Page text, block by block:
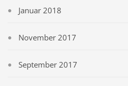
Januar 2018
November 2017
September 2017